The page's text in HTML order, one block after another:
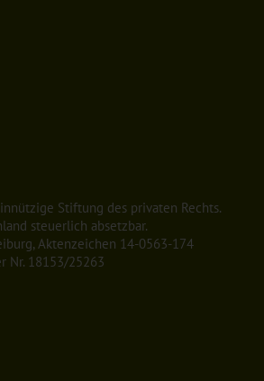
Stiftung des privaten Rechts.
steuerlich absetzbar.
Aktenzeichen 14-0563-174
Nr. 18153/25263